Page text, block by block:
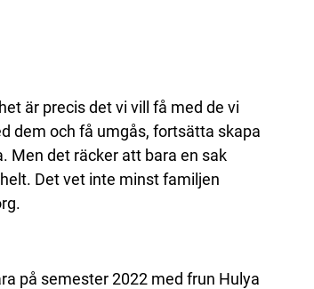
är precis det vi vill få med de vi
dem och få umgås, fortsätta skapa
Men det räcker att bara en sak
Det vet inte minst familjen
på semester 2022 med frun Hulya